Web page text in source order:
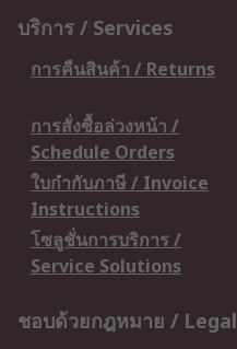
บริการ / Services
การคืนสินค้า / Returns
การสั่งซื้อล่วงหน้า /
Schedule Orders
ใบกำกับภาษี / Invoice
Instructions
โซลูชั่นการบริการ /
Service Solutions
ชอบด้วยกฎหมาย / Legal